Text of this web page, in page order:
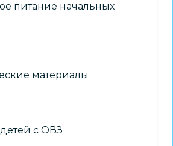
питание начальных
материалы
с ОВЗ